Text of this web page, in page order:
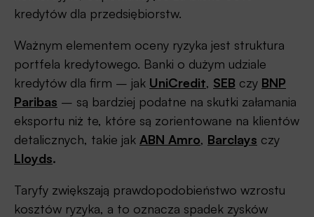
kredytów dla przedsiębiorstw.
Ważnym elementem oceny ryzyka jest struktura
portfela kredytowego. Banki o dużym udziale
kredytów dla firm – jak UniCredit, SEB czy BNP
Paribas – są bardziej podatne na skutki załamania
eksportu niż te, które są zorientowane na klientów
detalicznych, takie jak ABN Amro, Barclays czy
Lloyds.
Taryfy zwiększają prawdopodobieństwo wzrostu
kosztów ryzyka, a to oznacza spadek zysków